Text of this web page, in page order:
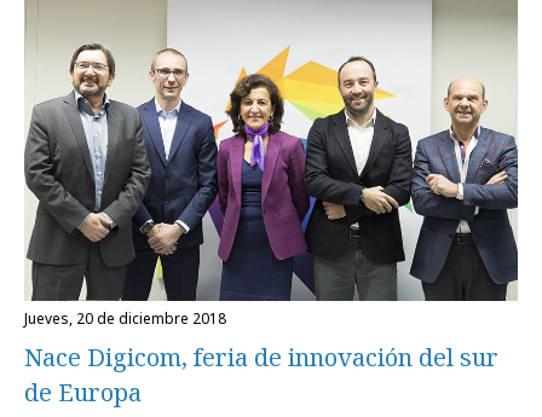
jueves, 20 de diciembre 2018
Nace Digicom, feria de innovación del sur
de Europa